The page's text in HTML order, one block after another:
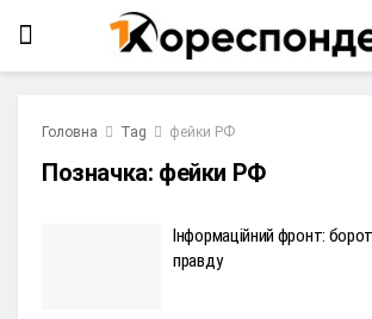
Головна Tag фейки РФ
Позначка: фейки РФ
Інформаційний фронт:
правду